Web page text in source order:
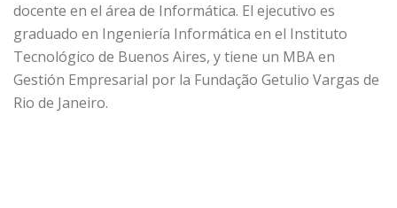
docente en el área de Informática. El ejecutivo es
graduado en Ingeniería Informática en el Instituto
Tecnológico de Buenos Aires, y tiene un MBA en
Gestión Empresarial por la Fundação Getulio Vargas de
Rio de Janeiro.